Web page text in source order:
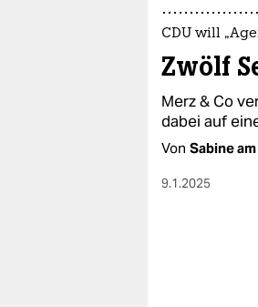
CDU will
Zwölf
Merz & Co
dabei auf
Von Sabine
9.1.2025